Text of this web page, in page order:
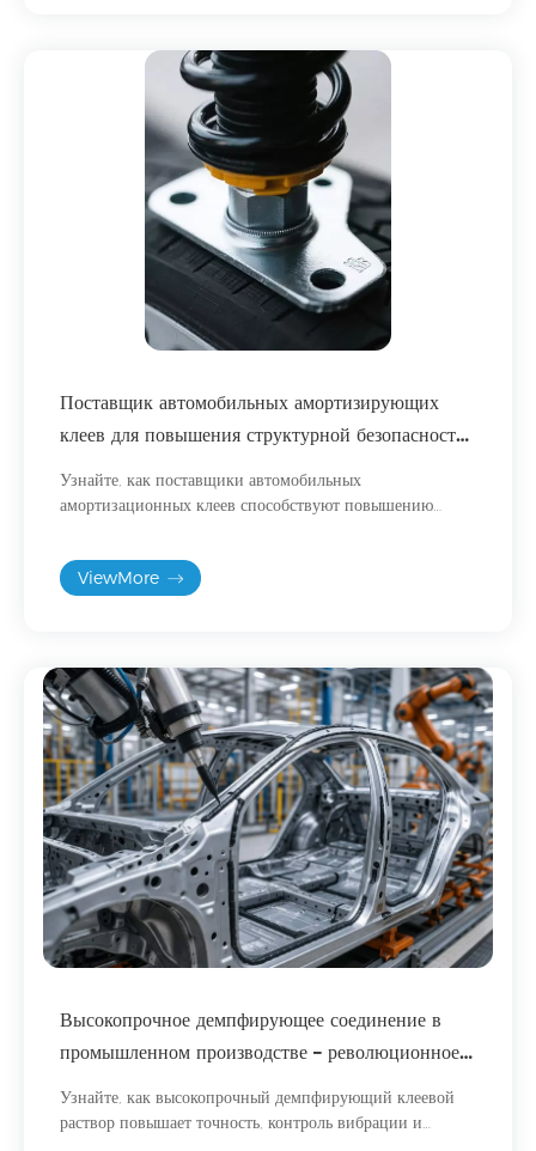
Поставщик автомобильных амортизирующих
клеев для повышения структурной безопасности
электромобилях.
Узнайте, как поставщики автомобильных
амортизационных клеев способствуют повышению
и вибрации, а также облегчению конструкции
транспортных средств с помощью передовых решений
ViewMore
Высокопрочное демпфирующее соединение в
промышленном производстве – революционное
конструкционной сборки.
Узнайте, как высокопрочный демпфирующий клеевой
раствор повышает точность, контроль вибрации и